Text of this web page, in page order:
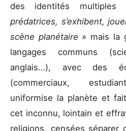
des identités
prédatrices, s’exhibent,
scène planétaire » mais la
langages communs
anglais…), avec des
(commerciaux,
uniformise la planète et
cet inconnu, lointain et
religions, censées séparer